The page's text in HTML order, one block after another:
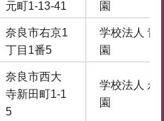
元町1-13-41
園
奈良市右京1
丁目1番5
学校法人 青
園
奈良市西大
寺新田町1-1
5
学校法人 永
園